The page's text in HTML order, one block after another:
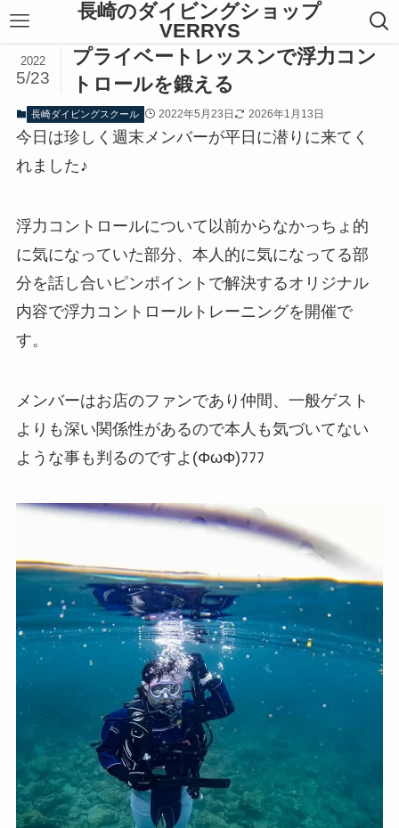
長崎のダイビングショップ
VERRYS
プライベートレッスンで浮力コン
トロールを鍛える
2022
5/23
長崎ダイビングスクール 2022年5月23日 2026年1月13日
今日は珍しく週末メンバーが平日に潜りに来てく
れました♪
浮力コントロールについて以前からなかっちょ的
に気になっていた部分、本人的に気になってる部
分を話し合いピンポイントで解決するオリジナル
内容で浮力コントロールトレーニングを開催で
す。
メンバーはお店のファンであり仲間、一般ゲスト
よりも深い関係性があるので本人も気づいてない
ような事も判るのですよ(ΦωΦ)ﾌﾌﾌ